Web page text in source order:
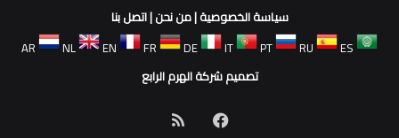
سياسة الخصوصية|من نحن|اتصل بنا
AR
NL EN FR DE IT PT RU
ES
تصميم شركة الهرم الرابع
فيسبوك